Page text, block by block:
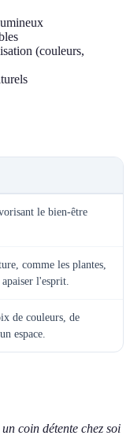
(couleurs,
le bien-être
comme les plantes,
l'esprit.
de couleurs, de
espace.
coin détente chez soi